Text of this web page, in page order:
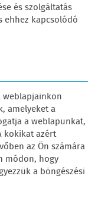
és szolgáltatás
ehhez kapcsolódó
weblapjainkon
amelyeket a
a weblapunkat,
kokikat azért
az Ön számára
módon, hogy
a böngészési